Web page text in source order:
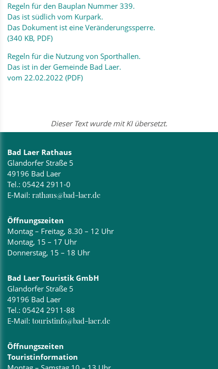
Regeln für den Bauplan Nummer 339.
Das ist südlich vom Kurpark.
Das Dokument ist eine Veränderungssperre.
(340 KB, PDF)
Regeln für die Nutzung von Sporthallen.
Das ist in der Gemeinde Bad Laer.
vom 22.02.2022 (PDF)
Dieser Text wurde mit KI übersetzt.
Bad Laer Rathaus
Glandorfer Straße 5
49196 Bad Laer
Tel.: 05424 2911-0
E-Mail: rathaus@bad-laer.de
Öffnungszeiten
Montag – Freitag, 8.30 – 12 Uhr
Montag, 15 – 17 Uhr
Donnerstag, 15 – 18 Uhr
Bad Laer Touristik GmbH
Glandorfer Straße 5
49196 Bad Laer
Tel.: 05424 2911-88
E-Mail: touristinfo@bad-laer.de
Öffnungszeiten
Touristinformation